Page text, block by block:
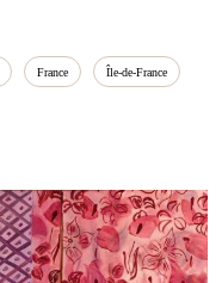
France Île‑de‑France